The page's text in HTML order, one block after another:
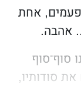
אחת
אהבה.
סוף־סוף
סודותיו,